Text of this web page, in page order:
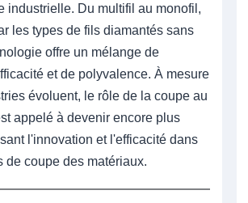
industrielle. Du multifil au monofil,
les types de fils diamantés sans
offre un mélange de
et de polyvalence. À mesure
évoluent, le rôle de la coupe au
appelé à devenir encore plus
l'innovation et l'efficacité dans
de coupe des matériaux.